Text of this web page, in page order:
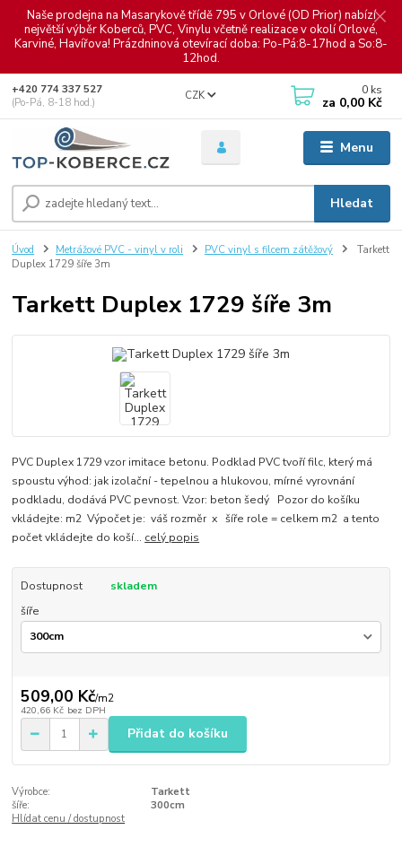
Naše prodejna na Masarykově třídě 795 v Orlové (OD Prior) nabízí
největší výběr Koberců, PVC, Vinylu včetně realizace v okolí Orlové,
Karviné, Havířova! Prázdninová otevírací doba: Po-Pá:8-17hod a So:8-
12hod.
Menu
CZK
Hledat
+420 774 337 527
(Po-Pá, 8-18 hod.)
0 ks
za 0,00 Kč
Úvod Metrážové PVC - vinyl v roli PVC vinyl s filcem zátěžový
Tarkett
Duplex 1729 šíře 3m
Tarkett Duplex 1729 šíře 3m
PVC Duplex 1729 vzor imitace betonu. Podklad PVC tvoří filc, který má
spoustu výhod: jak izolační - tepelnou a hlukovou, mírné vyrovnání
podkladu, dodává PVC pevnost. Vzor: beton šedý Pozor do košíku
vkládejte: m2 Výpočet je: váš rozměr x šíře role = celkem m2 a tento
počet vkládejte do koší... celý popis
Dostupnost
skladem
šíře
509,00 Kč/m2
420,66 Kč bez DPH
Přidat do košíku
Výrobce:
Tarkett
šíře:
300cm
Hlídat cenu / dostupnost